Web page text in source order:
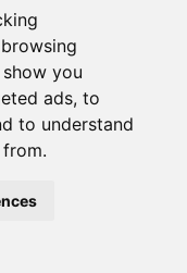
you
ads, to
to understand